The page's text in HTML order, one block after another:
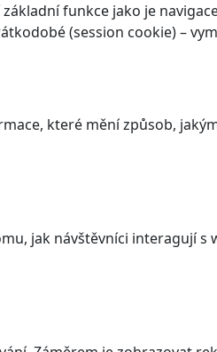
funkce jako je
(session cookie) –
které mění způsob,
jak návštěvníci interagují